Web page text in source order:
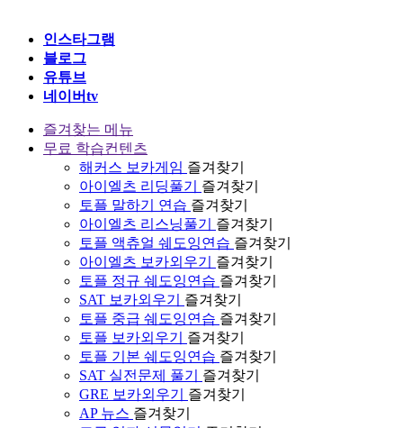
인스타그램
블로그
유튜브
네이버tv
즐겨찾는 메뉴
무료 학습컨텐츠
해커스 보카게임 즐겨찾기
아이엘츠 리딩풀기
즐겨찾기
토플 말하기 연습 즐겨찾기
아이엘츠 리스닝풀기
즐겨찾기
토플 액츄얼 쉐도잉연습 즐겨찾기
아이엘츠 보카외우기
즐겨찾기
토플 정규 쉐도잉연습 즐겨찾기
SAT 보카외우기
즐겨찾기
토플 중급 쉐도잉연습 즐겨찾기
토플 보카외우기
즐겨찾기
토플 기본 쉐도잉연습 즐겨찾기
SAT 실전문제 풀기
즐겨찾기
GRE 보카외우기
즐겨찾기
AP 뉴스 즐겨찾기